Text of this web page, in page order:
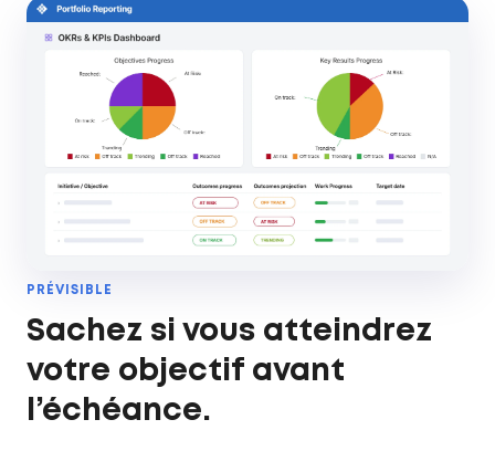
PRÉVISIBLE
Sachez si vous atteindrez
votre objectif avant
l’échéance.